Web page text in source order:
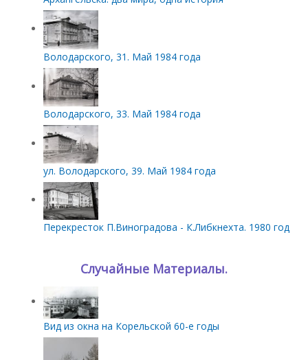
Володарского, 31. Май 1984 года
Володарского, 33. Май 1984 года
ул. Володарского, 39. Май 1984 года
Перекресток П.Виноградова - К.Либкнехта. 1980 год
Случайные Материалы.
Вид из окна на Корельской 60-е годы